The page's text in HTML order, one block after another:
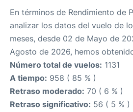
En términos de Rendimiento de
analizar los datos del vuelo de
meses, desde 02 de Mayo de
Agosto de 2026, hemos
Número total de vuelos: 1131
A tiempo: 958 ( 85 % )
Retraso moderado: 70 ( 6 % )
Retraso significativo: 56 ( 5 % )